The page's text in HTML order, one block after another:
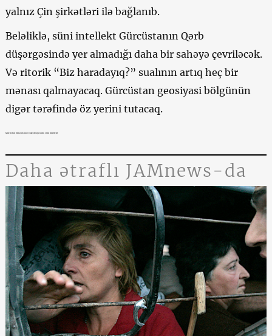
yalnız Çin şirkətləri ilə bağlanıb.
Beləliklə, süni intellekt Gürcüstanın Qərb
düşərgəsində yer almadığı daha bir sahəyə çevriləcək.
Və ritorik “Biz haradayıq?” sualının artıq heç bir
mənası qalmayacaq. Gürcüstan geosiyasi bölgünün
digər tərəfində öz yerini tutacaq.
Gürcüstan Ermənistan və Azərbaycanda süni intellekt
Daha ətraflı JAMnews-da